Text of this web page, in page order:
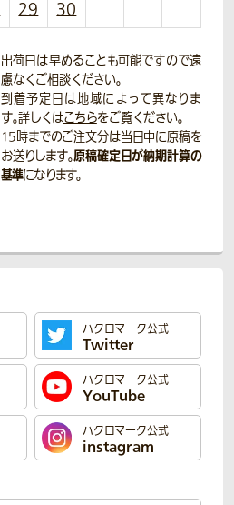
29 30
出荷日は早めることも可能ですので遠
慮なくご相談ください。
到着予定日は地域によって異なりま
す。詳しくはこちらをご覧ください。
15時までのご注文分は当日中に原稿を
お送りします。原稿確定日が納期計算の
基準になります。
ハクロマーク公式
Twitter
ハクロマーク公式
YouTube
ハクロマーク公式
instagram